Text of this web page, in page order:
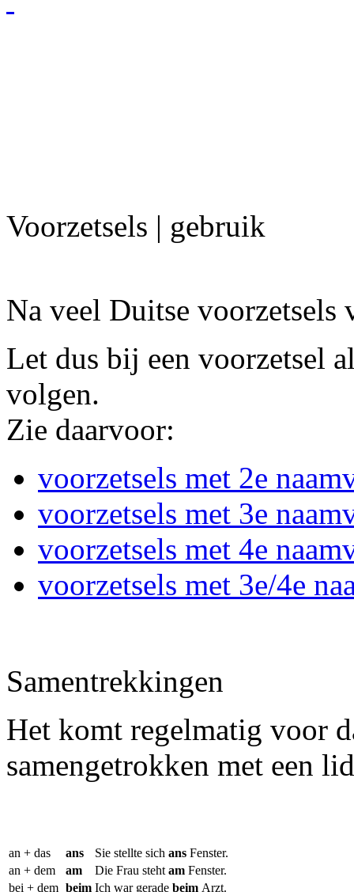
Voorzetsels | gebruik
Na veel Duitse voorzetsels
Let dus bij een voorzetsel
volgen.
Zie daarvoor:
voorzetsels met 2e
voorzetsels met 3e
voorzetsels met 4e
voorzetsels met 3e/4e
Samentrekkingen
Het komt regelmatig voor
samengetrokken met een
an + das ans Sie stellte sich ans Fenster.
an + dem
am Die Frau steht am Fenster.
bei + dem beim Ich war gerade beim Arzt.